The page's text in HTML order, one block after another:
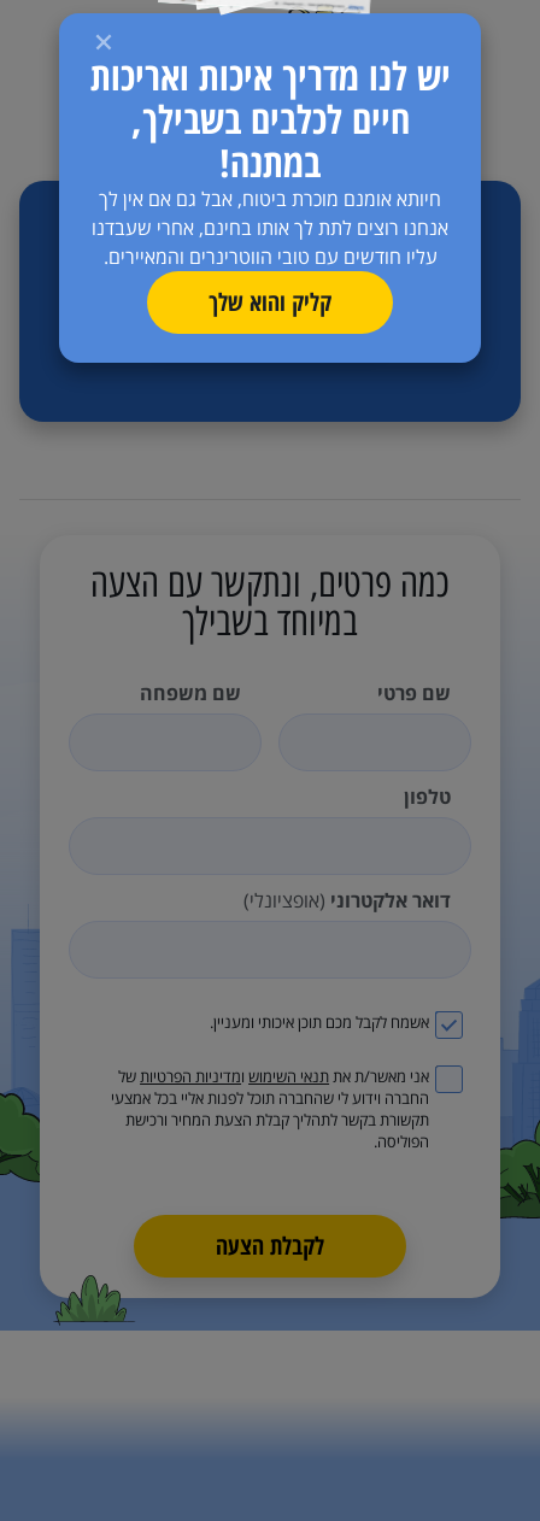
יש לנו מדריך איכות ואריכות
חיים לכלבים בשבילך,
במתנה!
חיותא אומנם מוכרת ביטוח, אבל גם אם אין לך
אנחנו רוצים לתת לך אותו בחינם, אחרי שעבדנו
עליו חודשים עם טובי הווטרינרים והמאיירים.
קליק והוא שלך
מדריך במתנה - הדרך לאושר ובריאות לכלב ולכלבה
להורדה
כמה פרטים, ונתקשר עם הצעה
במיוחד בשבילך
שם פרטי שם משפחה
טלפון
דואר אלקטרוני (אופציונלי)
אשמח לקבל מכם תוכן איכותי ומעניין.
אני מאשר/ת אתתנאי השימושומדיניות הפרטיותשל
החברה וידוע לי שהחברה תוכל לפנות אליי בכל אמצעי
תקשורת בקשר לתהליך קבלת הצעת המחיר ורכישת
הפוליסה.
לקבלת הצעה